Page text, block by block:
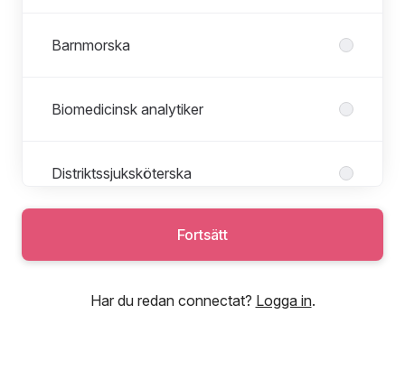
Barnmorska
Biomedicinsk analytiker
Distriktssjuksköterska
Huvudkontoret
Fortsätt
Har du redan connectat? Logga in.